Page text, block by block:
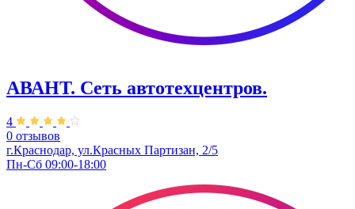
АВАНТ. ​Сеть автотехцентров.
4
0 отзывов
г.Краснодар, ул.Красных Партизан, 2/5
Пн-Сб 09:00-18:00